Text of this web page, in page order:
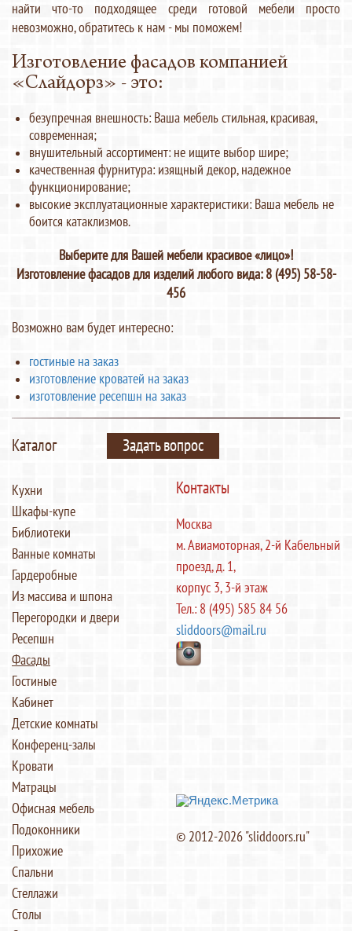
найти что-то подходящее среди готовой мебели просто
невозможно, обратитесь к нам - мы поможем!
Изготовление фасадов компанией
«Слайдорз» - это:
безупречная внешность: Ваша мебель стильная, красивая,
современная;
внушительный ассортимент: не ищите выбор шире;
качественная фурнитура: изящный декор, надежное
функционирование;
высокие эксплуатационные характеристики: Ваша мебель не
боится катаклизмов.
Выберите для Вашей мебели красивое «лицо»!
Изготовление фасадов для изделий любого вида: 8 (495) 58-58-
456
Возможно вам будет интересно:
гостиные на заказ
изготовление кроватей на заказ
изготовление ресепшн на заказ
Каталог Задать вопрос
Кухни
Шкафы-купе
Библиотеки
Ванные комнаты
Гардеробные
Из массива и шпона
Перегородки и двери
Ресепшн
Фасады
Гостиные
Кабинет
Детские комнаты
Конференц-залы
Кровати
Матрацы
Офисная мебель
Подоконники
Прихожие
Спальни
Стеллажи
Столы
Контакты
Москва
м. Авиамоторная, 2-й Кабельный
проезд, д. 1,
корпус 3, 3-й этаж
Тел.: 8 (495) 585 84 56
sliddoors@mail.ru
© 2012-2026 "sliddoors.ru"